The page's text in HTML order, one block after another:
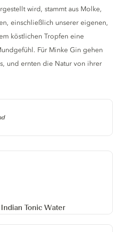
wird, stammt aus Molke,
einschließlich unserer eigenen,
köstlichen Tropfen eine
Für Minke Gin gehen
und ernten die Natur von ihrer
Tonic Water